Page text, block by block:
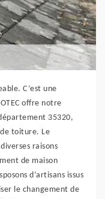
C’est une
offre notre
35320,
toiture. Le
raisons
de maison
d’artisans issus
le changement de